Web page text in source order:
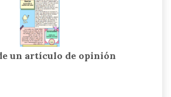
un artículo de opinión